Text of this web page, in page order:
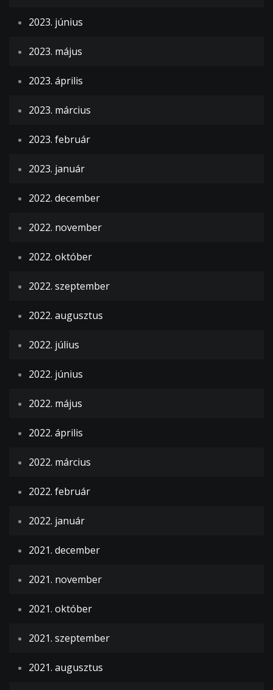
2023. június
2023. május
2023. április
2023. március
2023. február
2023. január
2022. december
2022. november
2022. október
2022. szeptember
2022. augusztus
2022. július
2022. június
2022. május
2022. április
2022. március
2022. február
2022. január
2021. december
2021. november
2021. október
2021. szeptember
2021. augusztus